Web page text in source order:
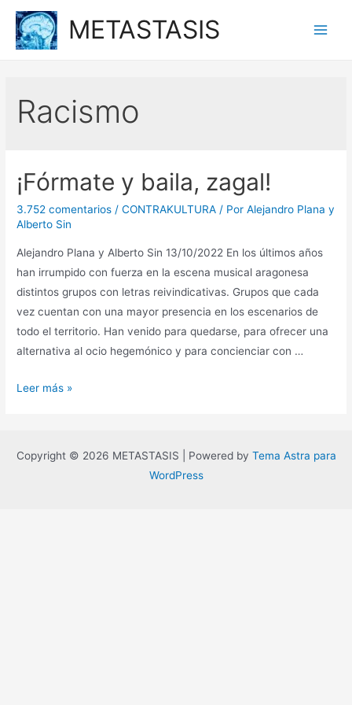
contenido
METASTASIS
Racismo
¡Fórmate y baila, zagal!
3.752 comentarios /CONTRAKULTURA / PorAlejandro Plana y
Alberto Sin
Alejandro Plana y Alberto Sin 13/10/2022 En los últimos años
han irrumpido con fuerza en la escena musical aragonesa
distintos grupos con letras reivindicativas. Grupos que cada
vez cuentan con una mayor presencia en los escenarios de
todo el territorio. Han venido para quedarse, para ofrecer una
alternativa al ocio hegemónico y para concienciar con …
¡Fórmate
Leer más »
Copyright © 2026 METASTASIS | Powered by Tema Astra para
WordPress